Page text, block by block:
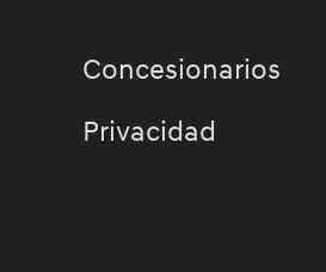
Concesionarios
Privacidad